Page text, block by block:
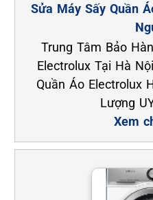
Sửa Máy Sấy Quần
Trung Tâm Bảo
Electrolux Tại Hà
Quần Áo Electrolux
Lượng
Xem